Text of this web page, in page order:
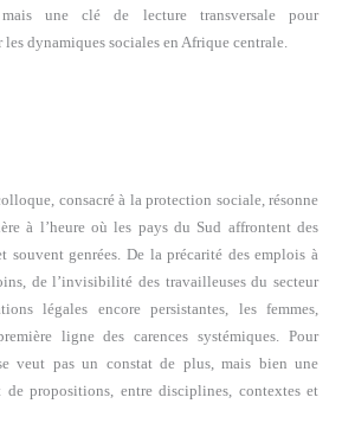
mais une clé de lecture transversale pour
dynamiques sociales en Afrique centrale.
consacré à la protection sociale, résonne
à l’heure où les pays du Sud affrontent des
genrées. De la précarité des emplois à
de l’invisibilité des travailleuses du secteur
légales encore persistantes, les femmes,
ligne des carences systémiques. Pour
veut pas un constat de plus, mais bien une
de propositions, entre disciplines, contextes et